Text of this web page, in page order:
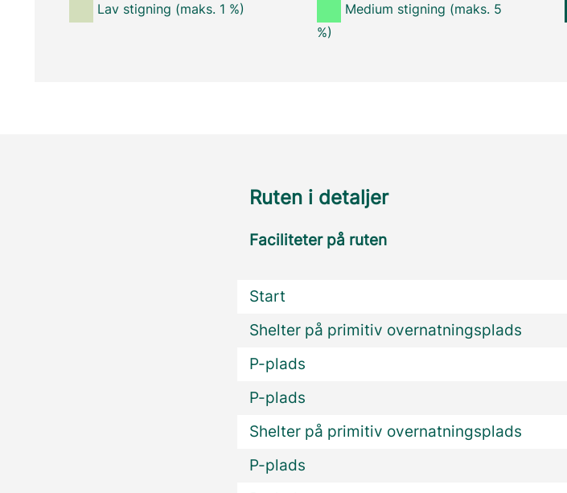
Lav stigning (maks. 1 %)
Medium stigning (maks. 5
%)
Ruten i detaljer
Faciliteter på ruten
Start
Shelter på primitiv overnatningsplads
P-plads
P-plads
Shelter på primitiv overnatningsplads
P-plads